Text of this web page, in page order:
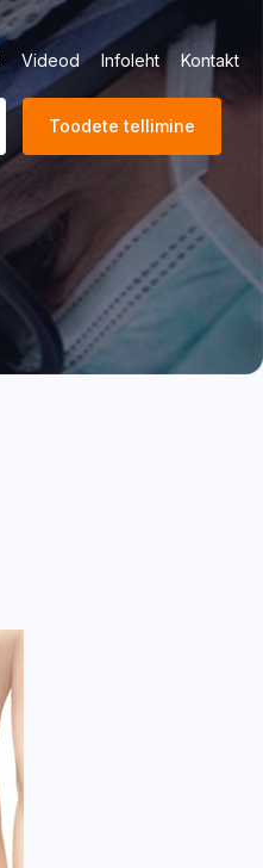
Videod Infoleht Kontakt
Toodete tellimine